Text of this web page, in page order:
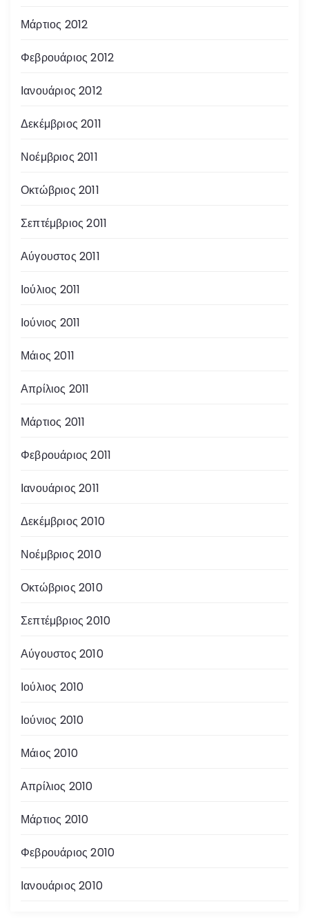
Μάρτιος 2012
Φεβρουάριος 2012
Ιανουάριος 2012
Δεκέμβριος 2011
Νοέμβριος 2011
Οκτώβριος 2011
Σεπτέμβριος 2011
Αύγουστος 2011
Ιούλιος 2011
Ιούνιος 2011
Μάιος 2011
Απρίλιος 2011
Μάρτιος 2011
Φεβρουάριος 2011
Ιανουάριος 2011
Δεκέμβριος 2010
Νοέμβριος 2010
Οκτώβριος 2010
Σεπτέμβριος 2010
Αύγουστος 2010
Ιούλιος 2010
Ιούνιος 2010
Μάιος 2010
Απρίλιος 2010
Μάρτιος 2010
Φεβρουάριος 2010
Ιανουάριος 2010